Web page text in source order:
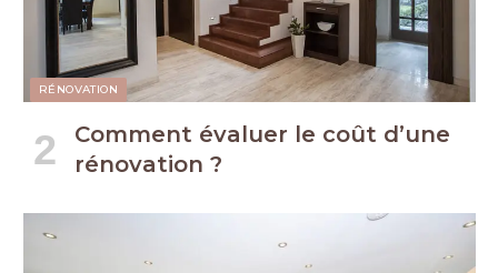
RÉNOVATION
Comment évaluer le coût d’une
rénovation ?